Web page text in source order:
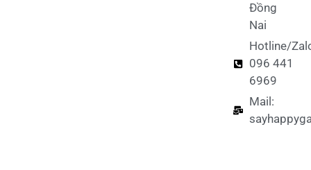
Đồng
Nai
Hotline/
096 441
6969
Mail: